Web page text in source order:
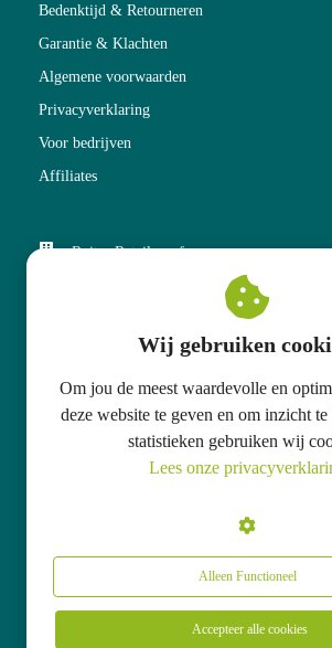
Bedenktijd & Retourneren
Garantie & Klachten
Algemene voorwaarden
Privacyverklaring
Voor bedrijven
Affiliates
Ruiter Retail v.o.f.
info@qualooba.com
KvK nummer: 80108326
Wij gebruiken
Om jou de meest waardevolle en
deze website te geven en om inzicht
statistieken gebruiken wij
Lees onze
Alleen Functioneel
Accepteer alle cookies